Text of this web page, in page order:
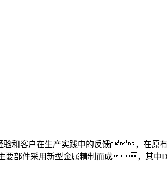
和客户在生产实践中的反馈，在原
用新型金属精制而成，其中DZJ-